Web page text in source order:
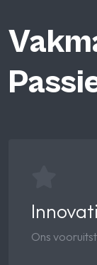
Ons